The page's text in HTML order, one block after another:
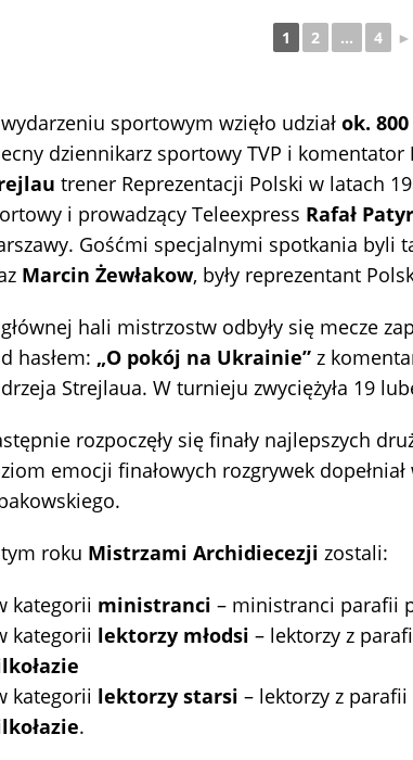
1 2 ... 4 ►
sportowym wzięło udział ok.
dziennikarz sportowy TVP i komentator
trener Reprezentacji Polski w latach
i prowadzący Teleexpress Rafał
Gośćmi specjalnymi spotkania byli
Marcin Żewłakow, były reprezentant
hali mistrzostw odbyły się mecze
hasłem: „O pokój na Ukrainie” z
Strejlaua. W turnieju zwyciężyła 19
rozpoczęły się finały najlepszych
emocji finałowych rozgrywek
roku Mistrzami Archidiecezji zostali:
kategorii ministranci – ministranci parafii
kategorii lektorzy młodsi – lektorzy z
kategorii lektorzy starsi – lektorzy z
.